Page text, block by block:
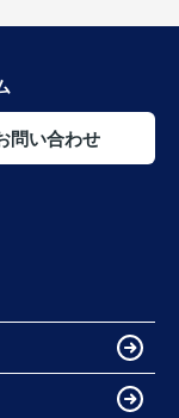
問い合わせ